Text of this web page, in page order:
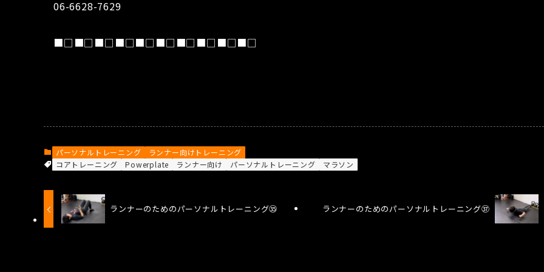
06-6628-7629
■□■□■□■□■□■□■□■□■□■□
パーソナルトレーニング
ランナー向けトレーニング
コアトレーニング
Powerplate ランナー向け パーソナルトレーニング マラソン
ランナーのためのパーソナルトレーニング㉟ ランナーのためのパーソナルトレーニング㊲